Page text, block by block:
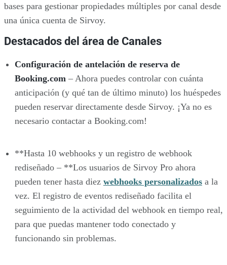
bases para gestionar propiedades múltiples por canal desde
una única cuenta de Sirvoy.
Destacados del área de Canales
Configuración de antelación de reserva de
Booking.com – Ahora puedes controlar con cuánta
anticipación (y qué tan de último minuto) los huéspedes
pueden reservar directamente desde Sirvoy. ¡Ya no es
necesario contactar a Booking.com!
**Hasta 10 webhooks y un registro de webhook
rediseñado – **Los usuarios de Sirvoy Pro ahora
pueden tener hasta diez webhooks personalizadosa la
vez. El registro de eventos rediseñado facilita el
seguimiento de la actividad del webhook en tiempo real,
para que puedas mantener todo conectado y
funcionando sin problemas.